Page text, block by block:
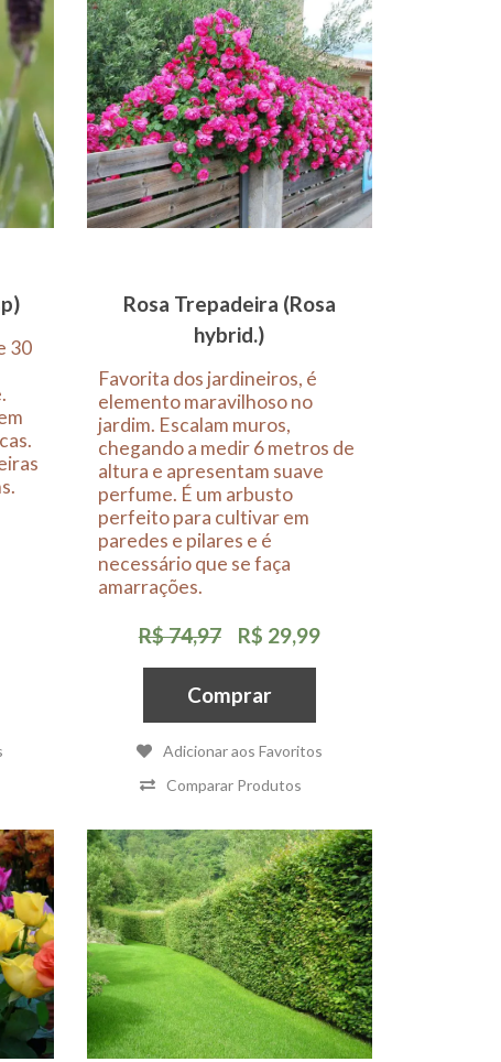
30
Rosa Trepadeira (Rosa
hybrid.)
Favorita dos jardineiros, é
elemento maravilhoso no
jardim. Escalam muros,
chegando a medir 6 metros de
altura e apresentam suave
perfume. É um arbusto
perfeito para cultivar em
paredes e pilares e é
necessário que se faça
amarrações.
R$ 74,97 R$ 29,99
Comprar
Comparar Produtos
Adicionar aos Favoritos